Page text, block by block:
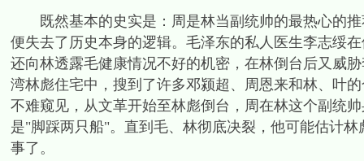
既然基本的史实是：周是林当副统帅的最热心的推
便失去了历史本身的逻辑。毛泽东的私人医生李志绥
还向林透露毛健康情况不好的机密，在林倒台后又威
湾林彪住宅中，搜到了许多邓颍超、周恩来和林、叶
不难窥见，从文革开始至林彪倒台，周在林这个副统
是"脚踩两只船"。直到毛、林彻底决裂，他可能估计
事了。